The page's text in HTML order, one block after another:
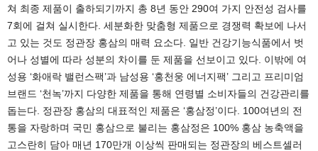
쳐 최종 제품이 출하되기까지 총 8년 동안 290여 가지 안전성 검사를
7회에 걸쳐 실시한다. 세분화한 맞춤형 제품으로 경쟁력 확보에 나서
고 있는 것도 정관장 홍삼의 매력 요소다. 일반 건강기능식품에서 벗
어나 성별에 따라 성분의 차이를 둔 제품을 선보이고 있다. 이밖에 여
성용 ‘화애락 밸런스팩’과 남성용 ‘홍천웅 에너지팩’ 그리고 프리미엄
브랜드 ‘천녹’까지 다양한 제품을 통해 연령별 소비자들의 건강관리를
돕는다. 정관장 홍삼의 대표적인 제품은 ‘홍삼정’이다. 100여년의 전
통을 자랑하며 국민 홍삼으로 불리는 홍삼정은 100% 홍삼 농축액을
고스란히 담아 매년 170만개 이상씩 판매되는 정관장의 베스트셀러